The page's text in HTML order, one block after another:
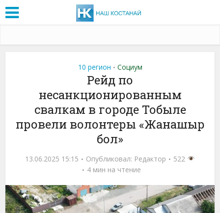
10 регион • Социум
Рейд по
несанкционированным
свалкам в городе Тобыле
провели волонтеры «Жанашыр
бол»
13.06.2025 15:15 Опубликовал: Редактор
522
4 мин на чтение